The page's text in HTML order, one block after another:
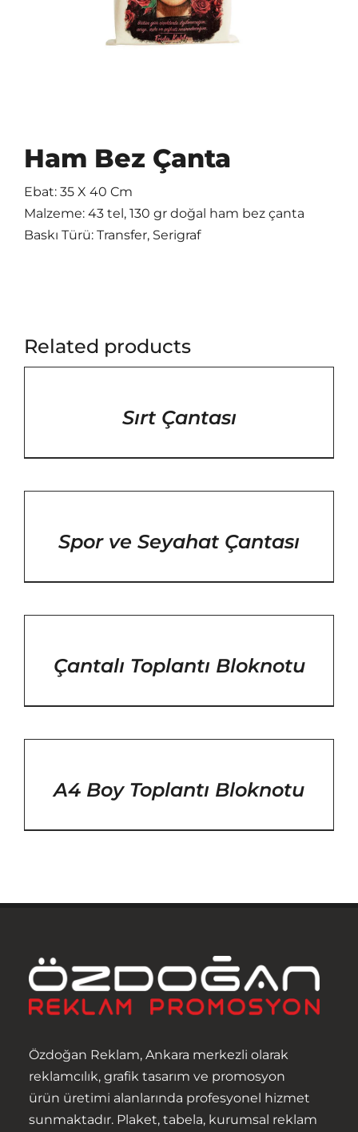
Ham Bez Çanta
Ebat: 35 X 40 Cm
Malzeme: 43 tel, 130 gr doğal ham bez çanta
Baskı Türü: Transfer, Serigraf
Related products
Sırt Çantası
Spor ve Seyahat Çantası
Çantalı Toplantı Bloknotu
A4 Boy Toplantı Bloknotu
Özdoğan Reklam, Ankara merkezli olarak
reklamcılık, grafik tasarım ve promosyon
ürün üretimi alanlarında profesyonel hizmet
sunmaktadır. Plaket, tabela, kurumsal reklam
Hakkımızda
Ürünler